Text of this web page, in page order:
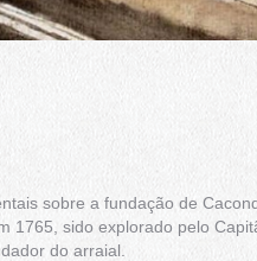
sobre a fundação de
1765, sido explorado pelo
do arraial.